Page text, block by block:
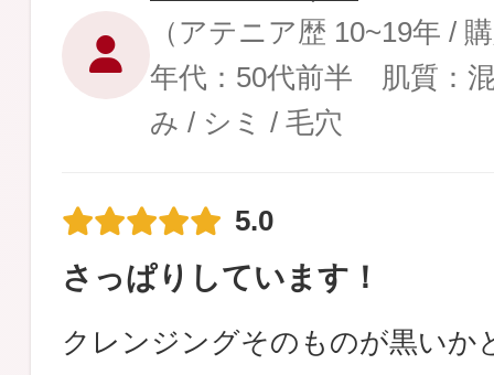
（アテニア歴 10~19年 /
年代：50代前半 肌質：
み / シミ / 毛穴
5.0
さっぱりしています！
クレンジングそのものが黒いか